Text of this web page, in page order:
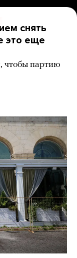
снять
это еще
чтобы партию